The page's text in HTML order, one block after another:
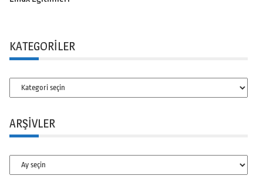
KATEGORILER
Kategoriler
ARŞIVLER
Arşivler